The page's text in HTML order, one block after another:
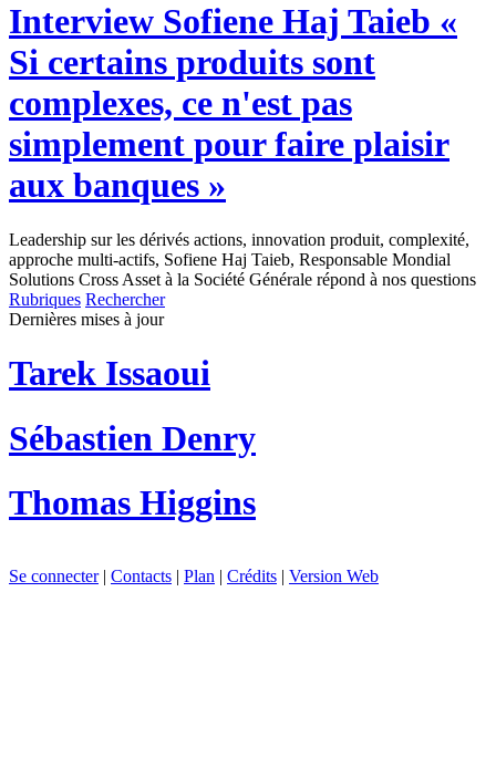
Interview Sofiene Haj Taieb «
Si certains produits sont
complexes, ce n'est pas
simplement pour faire plaisir
aux banques »
Leadership sur les dérivés actions, innovation produit, complexité,
approche multi-actifs, Sofiene Haj Taieb, Responsable Mondial
Solutions Cross Asset à la Société Générale répond à nos questions
Rubriques Rechercher
Dernières mises à jour
Tarek Issaoui
Sébastien Denry
Thomas Higgins
Se connecter| Contacts | Plan | Crédits | Version Web